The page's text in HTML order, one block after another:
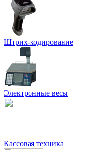
Штрих-кодирование
Электронные весы
Кассовая техника